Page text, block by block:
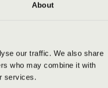
About
our traffic. We also share
who may combine it with
services.